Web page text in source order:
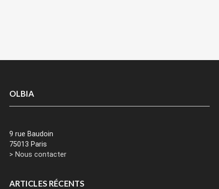
OLBIA
9 rue Baudoin
75013 Paris
> Nous contacter
ARTICLES RÉCENTS